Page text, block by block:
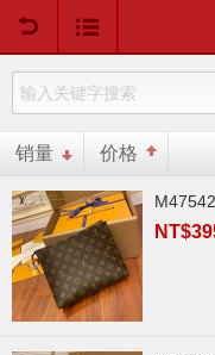
销量 价格